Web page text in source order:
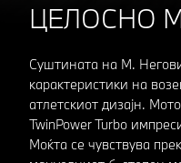
ЦЕЛОСНО
Суштината на M.
карактеристики на
атлетскиот дизајн.
TwinPower Turbo
Моќта се чувствува